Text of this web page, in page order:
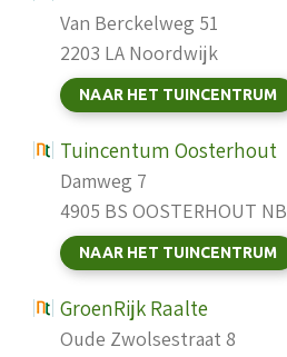
Van Berckelweg 51
2203 LA Noordwijk
NAAR HET TUINCENTRUM
Tuincentum Oosterhout
Damweg 7
4905 BS OOSTERHOUT NB
NAAR HET TUINCENTRUM
GroenRijk Raalte
Oude Zwolsestraat 8